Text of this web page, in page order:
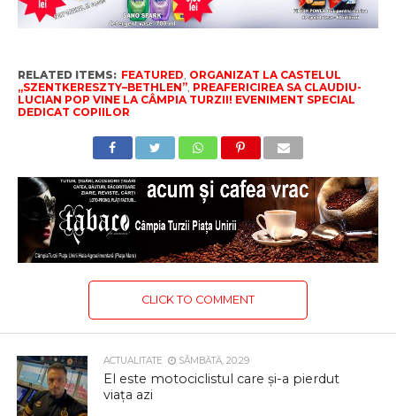
RELATED ITEMS: FEATURED ORGANIZAT LA CASTELUL
„SZENTKERESZTY–BETHLEN”, PREAFERICIREA SA CLAUDIU-
LUCIAN POP VINE LA CÂMPIA TURZII! EVENIMENT SPECIAL
DEDICAT COPIILOR
CLICK TO COMMENT
ACTUALITATE SÂMBĂTĂ, 20:29
El este motociclistul care și-a pierdut
viața azi